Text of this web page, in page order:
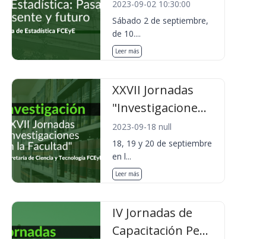
2023-09-02 10:30:00
Sábado 2 de septiembre,
de 10....
Leer más
XXVII Jornadas
"Investigacione...
2023-09-18 null
18, 19 y 20 de septiembre
en l...
Leer más
IV Jornadas de
Capacitación Pe...